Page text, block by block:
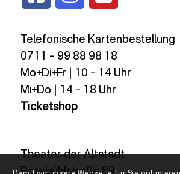
Telefonische Kartenbestellung
0711 – 99 88 98 18
Mo+Di+Fr | 10 – 14 Uhr
Mi+Do | 14 – 18 Uhr
Ticketshop
Theater der Altstadt
Rotebühlstraße 89